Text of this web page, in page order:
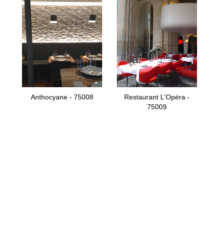
Anthocyane - 75008
Restaurant L'Opéra -
75009